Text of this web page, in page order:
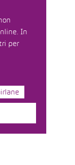
In
per